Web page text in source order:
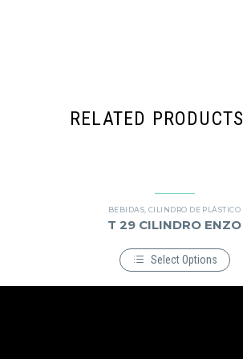
RELATED PRODUCTS
BEBIDAS ,CILINDRO DE PLÁSTICO
T 29 CILINDRO ENZO
Select Options
Este
producto